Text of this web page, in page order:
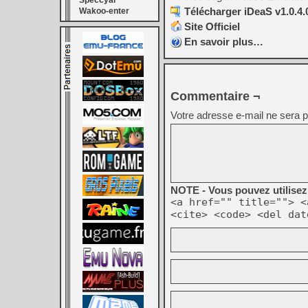
Wakoo-enter
Télécharger iDeaS
Site Officiel
En savoir plus…
Commentaire ¬
Votre adresse e-mail ne sera
NOTE - Vous pouvez
<a href="" title="">
<cite> <code> <del